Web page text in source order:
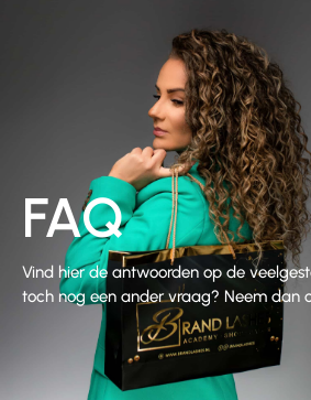
FAQ
Vind hier de antwoorden op de
toch nog een ander vraag? Neem dan